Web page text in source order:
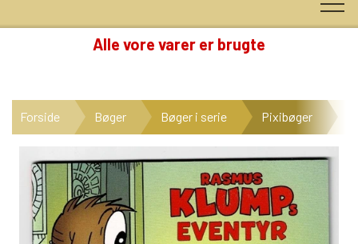
NYHEDER
KATEGORIER
Alle vore varer er brugte
Forside Bøger Bøger i serie Pixibøger